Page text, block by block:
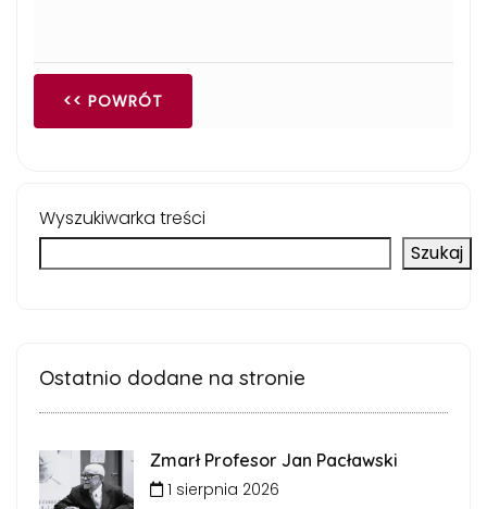
<< POWRÓT
Wyszukiwarka treści
Szukaj
Ostatnio dodane na stronie
Zmarł Profesor Jan Pacławski
1 sierpnia 2026